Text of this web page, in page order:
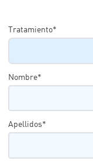
Tratamiento*
Nombre*
Apellidos*